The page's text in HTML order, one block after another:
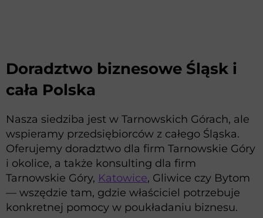
Doradztwo biznesowe Śląsk i
cała Polska
Nasza siedziba jest w Tarnowskich Górach, ale
wspieramy przedsiębiorców z całego Śląska.
Oferujemy doradztwo dla firm Tarnowskie Góry
i okolice, a także konsulting dla firm
Tarnowskie Góry, Katowice, Gliwice czy Bytom
— wszędzie tam, gdzie właściciel potrzebuje
konkretnej pomocy w poukładaniu biznesu.